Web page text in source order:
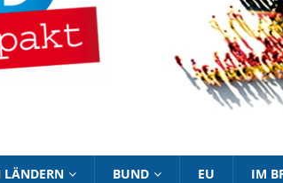
LÄNDERN BUND EU IM